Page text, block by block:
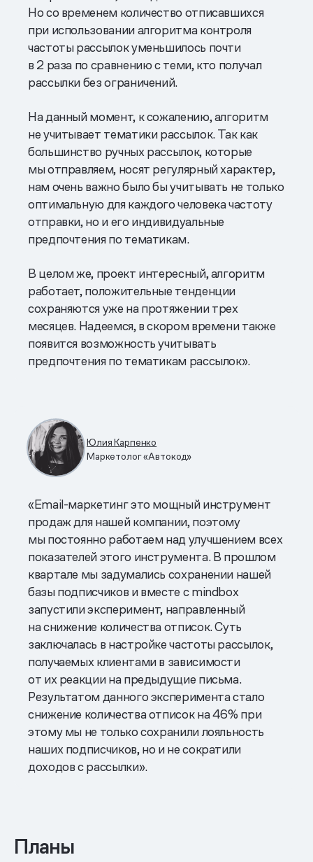
Но со временем количество отписавшихся
при использовании алгоритма контроля
частоты рассылок уменьшилось почти
в 2 раза по сравнению с теми, кто получал
рассылки без ограничений.
На данный момент, к сожалению, алгоритм
не учитывает тематики рассылок. Так как
большинство ручных рассылок, которые
мы отправляем, носят регулярный характер,
нам очень важно было бы учитывать не только
оптимальную для каждого человека частоту
отправки, но и его индивидуальные
предпочтения по тематикам.
В целом же, проект интересный, алгоритм
работает, положительные тенденции
сохраняются уже на протяжении трех
месяцев. Надеемся, в скором времени также
появится возможность учитывать
предпочтения по тематикам рассылок».
Юлия Карпенко
Маркетолог «Автокод»
«Email-маркетинг это мощный инструмент
продаж для нашей компании, поэтому
мы постоянно работаем над улучшением всех
показателей этого инструмента. В прошлом
квартале мы задумались сохранении нашей
базы подписчиков и вместе с mindbox
запустили эксперимент, направленный
на снижение количества отписок. Суть
заключалась в настройке частоты рассылок,
получаемых клиентами в зависимости
от их реакции на предыдущие письма.
Результатом данного эксперимента стало
снижение количества отписок на 46% при
этому мы не только сохранили лояльность
наших подписчиков, но и не сократили
доходов с рассылки».
Планы